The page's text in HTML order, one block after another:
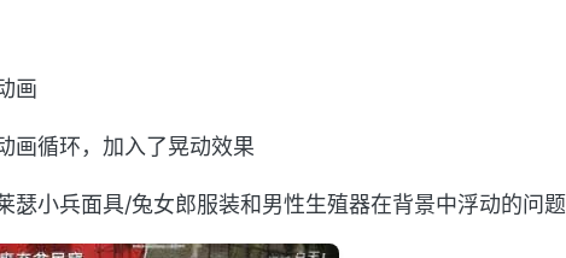
画
画循环，加入了晃动效果
瑟小兵面具/兔女郎服装和男性生殖器在背景中浮动的问题